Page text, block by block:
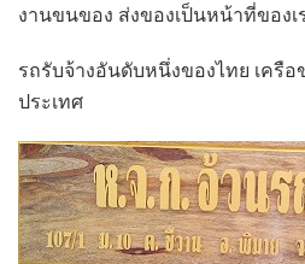
งานขนของ ส่งของเป็นหน้าที่ของเ
รถรับจ้างอันดับหนึ่งของไทย เครือ
ประเทศ